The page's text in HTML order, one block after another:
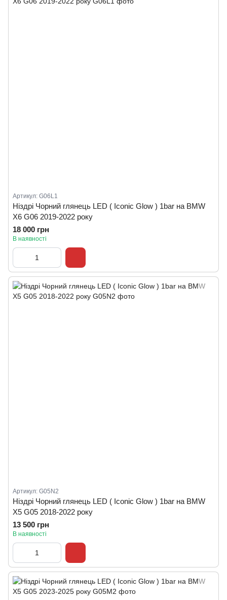
Артикул: G06L1
Ніздрі Чорний глянець LED ( Iconic Glow ) 1bar на BMW
X6 G06 2019-2022 року
18 000 грн
В наявності
Артикул: G05N2
Ніздрі Чорний глянець LED ( Iconic Glow ) 1bar на BMW
X5 G05 2018-2022 року
13 500 грн
В наявності